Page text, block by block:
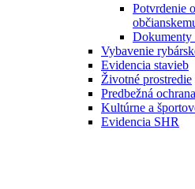
Potvrdenie
Dokumenty
Vybavenie
Evidencia stavieb
Životné prostredie
Predbežná ochrana
Kultúrne a
Evidencia SHR